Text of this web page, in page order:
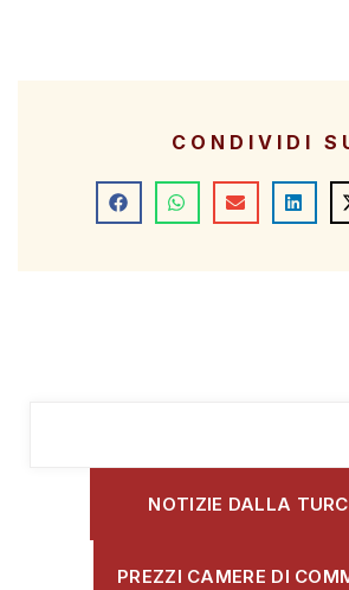
CONDIVIDI
NOTIZIE DALLA
PREZZI CAMERE DI